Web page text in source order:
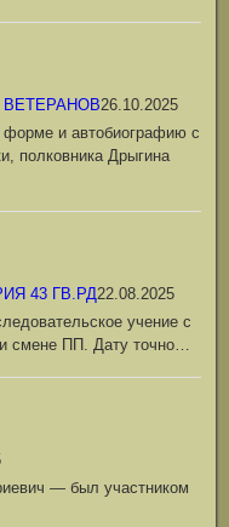
26.10.2025
и автобиографию с
полковника Дрыгина
43 ГВ.РД22.08.2025
учение с
смене ПП. Дату точно…
— был участником